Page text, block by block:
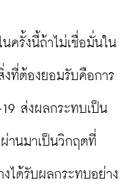
ครั้งนี้ถ้าไม่เชื่อมั่นใน
งที่ต้องยอมรับคือการ
ส่งผลกระทบเป็น
านมาเป็นวิกฤตที่
ได้รับผลกระทบอย่าง